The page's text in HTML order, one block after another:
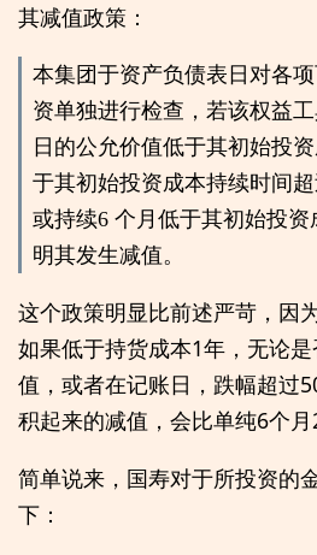
其减值政策：
本集团于资产负债表日对各
资单独进行检查，若该权益
日的公允价值低于其初始投
于其初始投资成本持续时间
或持续6 个月低于其初始投资
明其发生减值。
这个政策明显比前述严苛，因
如果低于持货成本1年，无论
值，或者在记账日，跌幅超过
积起来的减值，会比单纯6个月
简单说来，国寿对于所投资的
下：